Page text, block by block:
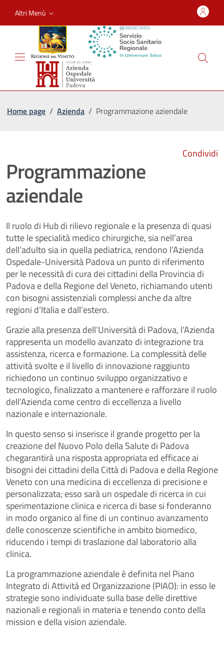
Altri Menù
Home page / Azienda / Programmazione aziendale
Condividi
Programmazione
aziendale
Il ruolo di Hub di rilievo regionale e la presenza di quasi
tutte le specialità medico chirurgiche, sia nell’area
dell’adulto sia in quella pediatrica, rendono l’Azienda
Ospedale-Università Padova un punto di riferimento
per le necessità di cura dei cittadini della Provincia di
Padova e della Regione del Veneto, richiamando utenti
con bisogni assistenziali complessi anche da altre
regioni d’Italia e dall’estero.
Grazie alla presenza dell’Università di Padova, l’Azienda
rappresenta un modello avanzato di integrazione tra
assistenza, ricerca e formazione. La complessità delle
attività svolte e il livello di innovazione raggiunto
richiedono un continuo sviluppo organizzativo e
tecnologico, finalizzato a mantenere e rafforzare il ruolo
dell’Azienda come centro di eccellenza a livello
nazionale e internazionale.
In questo senso si inserisce il grande progetto per la
creazione del Nuovo Polo della Salute di Padova
chegarantirà una risposta appropriata ed efficace ai
bisogni dei cittadini della Città di Padova e della Regione
Veneto con una medicina di eccellenza di precisione e
personalizzata; esso sarà un ospedale di ricerca in cui
sperimentazione clinica e ricerca di base si fonderanno
in modo organico al fine di un continuo avanzamento
delle conoscenze scientifiche in ambito biomedico,
riducendo i tempi di traslazione dal laboratorio alla
clinica.
La programmazione aziendale è definita nel Piano
Integrato di Attività ed Organizzazione (PIAO): in esso le
strategie sono individuate sulla base delle direttive
nazionali e regionali in materia e tenendo conto della
mission e della vision aziendale.